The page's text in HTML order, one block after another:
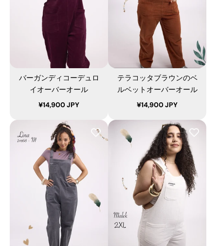
バーガンディコーデュロ
イオーバーオール
¥14,900 JPY
テラコッタブラウンのベ
ルベットオーバーオール
¥14,900 JPY